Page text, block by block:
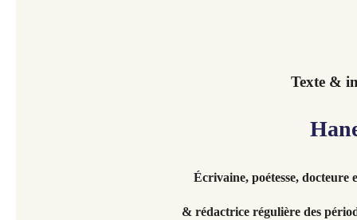
Texte &
Écrivaine, poétesse,
& rédactrice régulière des